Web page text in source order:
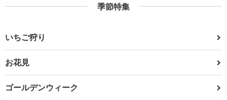
季節特集
いちご狩り
お花見
ゴールデンウィーク